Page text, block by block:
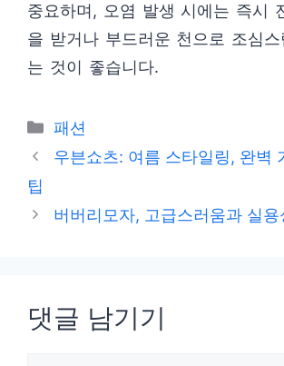
중요하며, 오염 발생 시에는 즉시
을 받거나 부드러운 천으로 조심
는 것이 좋습니다.
카
테
패션
우븐쇼츠: 여름 스타일링, 완벽
팁
버버리모자, 고급스러움과 실용
댓글 남기기